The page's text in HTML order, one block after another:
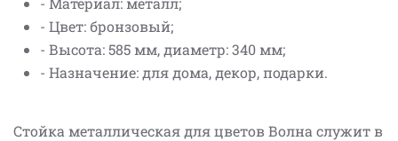
- Цвет: бронзовый;
- Высота: 585 мм, диаметр: 340 мм;
- Назначение: для дома, декор, подарки.
Стойка металлическая для цветов Волна служит в